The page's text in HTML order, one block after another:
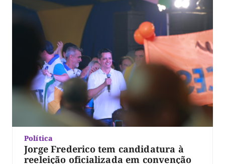
Política
Jorge Frederico tem candidatura à
reeleição oficializada em convenção